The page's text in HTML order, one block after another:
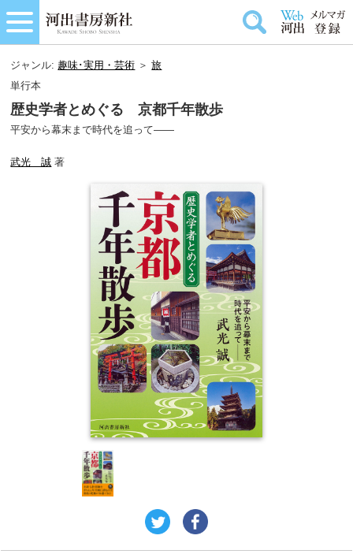
ジャンル: 趣味･実用・芸術 ＞旅
単行本
歴史学者とめぐる 京都千年散歩
平安から幕末まで時代を追って――
武光 誠 著